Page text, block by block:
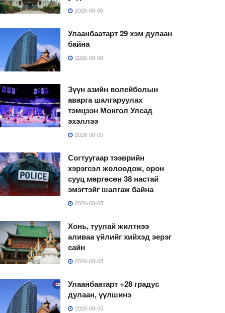
2026-08-06
Улаанбаатарт 29 хэм дулаан
байна
2026-08-06
Зүүн азийн волейболын
аварга шалгаруулах
тэмцээн Монгол Улсад
эхэллээ
2026-08-05
Согтуугаар тээврийн
хэрэгсэл жолоодож, орон
сууц мөргөсөн 38 настай
эмэгтэйг шалгаж байна
2026-08-05
Хонь, туулай жилтнээ
аливаа үйлийг хийхэд эерэг
сайн
2026-08-05
Улаанбаатарт +28 градус
дулаан, үүлшинэ
2026-08-05